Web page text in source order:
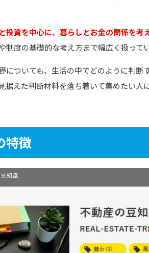
投資を中心に、暮らしとお金の関係を考
制度の基礎的な考え方まで幅広く扱ってい
についても、生活の中でどのように判
据えた判断材料を落ち着いて集めたい人
特徴